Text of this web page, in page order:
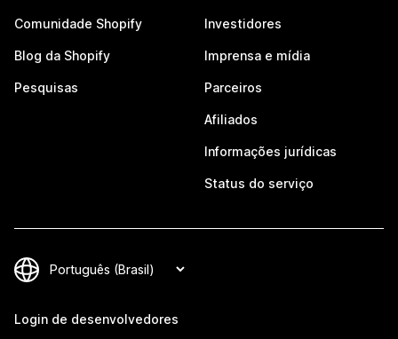
Comunidade Shopify
Blog da Shopify
Pesquisas
Investidores
Imprensa e mídia
Parceiros
Afiliados
Informações jurídicas
Status do serviço
Login de desenvolvedores